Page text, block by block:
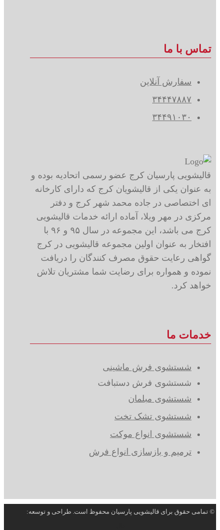
تماس با ما
سفارش آنلاین
۳۴۴۴۷۸۸۷
۳۴۴۹۱۰۳۰
قالیشویی پارسیان کرج عضو رسمی اتحادیه بوده و
به عنوان یکی از قالیشویان کرج که دارای کارخانه
ای اختصاصی در جاده محمد شهر کرج و دفتر
مرکزی در مهر ویلا، آماده ارائه خدمات قالیشویی
کرج می باشد، این مجموعه در سال ۹۵ و ۹۶ با
افتخار به عنوان اولین مجموعه قالیشویی در کرج
گواهی رعایت حقوق مصرف کنندگان را دریافت
نموده و همواره برای رضایت شما مشتریان تلاش
خواهد کرد.
خدمات ما
شستشوی فرش ماشینی
شستشوی فرش دستبافت
شستشوی مبلمان
شستشوی تشک تخت
شستشوی انواع موکت
ترمیم و بازسازی انواع فرش
© تمامی حقوق برای قالیشویی پارسیان محفوظ است. طراحی و توسعه: